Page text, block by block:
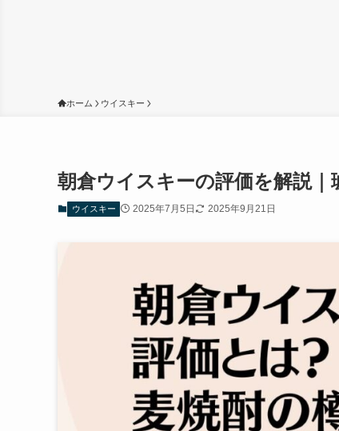
ホーム ウイスキー
朝倉ウイスキーの評価を解説
ウイスキー 2025年7月5日 2025年9月21日